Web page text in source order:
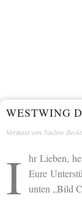
WESTWING
Verfasst von Nadine
I hr Lieben,
Eure
unten „Bild